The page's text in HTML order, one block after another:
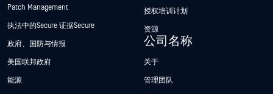
Patch Management
执法中的Secure 证据Secure
政府、国防与情报
美国联邦政府
能源
授权培训计划
资源
公司名称
关于
管理团队